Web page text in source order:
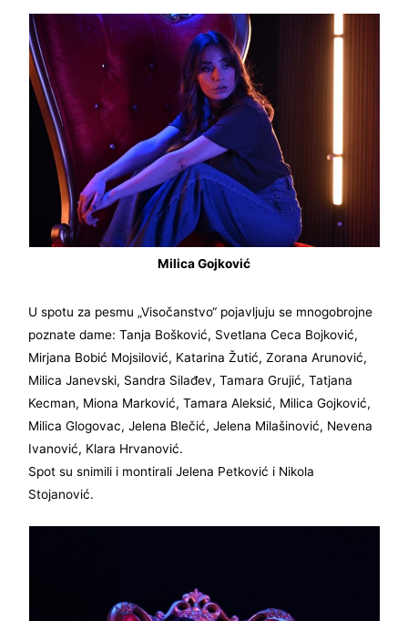
Milica Gojković
U spotu za pesmu „Visočanstvo“ pojavljuju se mnogobrojne
poznate dame: Tanja Bošković, Svetlana Ceca Bojković,
Mirjana Bobić Mojsilović, Katarina Žutić, Zorana Arunović,
Milica Janevski, Sandra Silađev, Tamara Grujić, Tatjana
Kecman, Miona Marković, Tamara Aleksić, Milica Gojković,
Milica Glogovac, Jelena Blečić, Jelena Milašinović, Nevena
Ivanović, Klara Hrvanović.
Spot su snimili i montirali Jelena Petković i Nikola
Stojanović.